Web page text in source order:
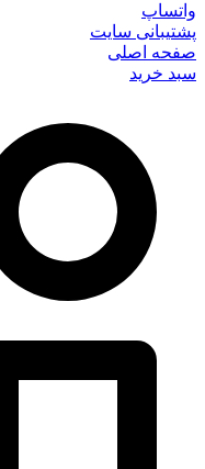
واتساپ
پشتیبانی سایت
صفحه اصلی
سبد خرید